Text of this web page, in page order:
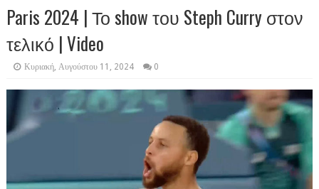
Paris 2024 | Το show του Steph Curry στον
τελικό | Video
Κυριακή, Αυγούστου 11, 2024 0